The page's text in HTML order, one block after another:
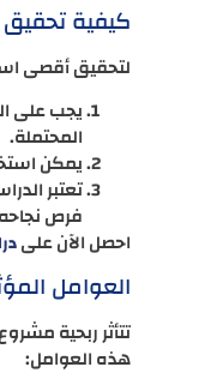
كيفية
لتحقيق أقصى
يجب على
المحتملة.
يمكن
تعتبر
فرص
احصل الآن على
العوامل
تتأثر ربحية
هذه العوامل: